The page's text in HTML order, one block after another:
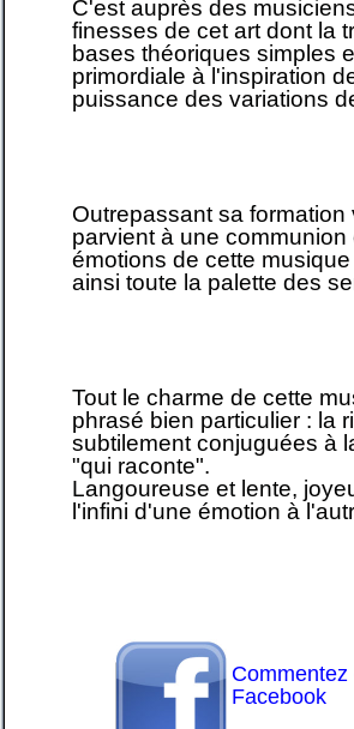
C'est auprès des
finesses de cet art dont la
bases théoriques simples
primordiale à l'inspiration
puissance des variations
Outrepassant sa
parvient à une
émotions de cette
ainsi toute la palette des
Tout le charme de cette
phrasé bien particulier : la
subtilement conjuguées à
"qui raconte".
Langoureuse et lente,
l'infini d'une émotion à
Facebook